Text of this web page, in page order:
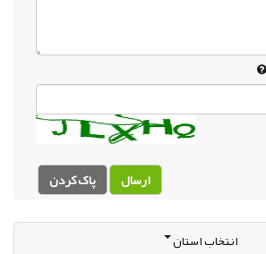
پاک کردن ارسال
انتخاب استان